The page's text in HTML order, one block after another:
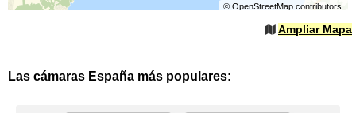
© OpenStreetMapcontributors.
Ampliar Mapa
Las cámaras España más populares: